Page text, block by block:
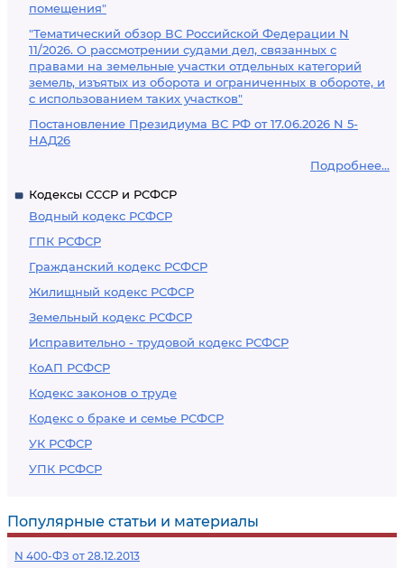
помещения"
"Тематический обзор ВС Российской Федерации N
11/2026. О рассмотрении судами дел, связанных с
правами на земельные участки отдельных категорий
земель, изъятых из оборота и ограниченных в обороте, и
с использованием таких участков"
Постановление Президиума ВС РФ от 17.06.2026 N 5-
НАД26
Подробнее...
Кодексы СССР и РСФСР
Водный кодекс РСФСР
ГПК РСФСР
Гражданский кодекс РСФСР
Жилищный кодекс РСФСР
Земельный кодекс РСФСР
Исправительно - трудовой кодекс РСФСР
КоАП РСФСР
Кодекс законов о труде
Кодекс о браке и семье РСФСР
УК РСФСР
УПК РСФСР
Популярные статьи и материалы
N 400-ФЗ от 28.12.2013